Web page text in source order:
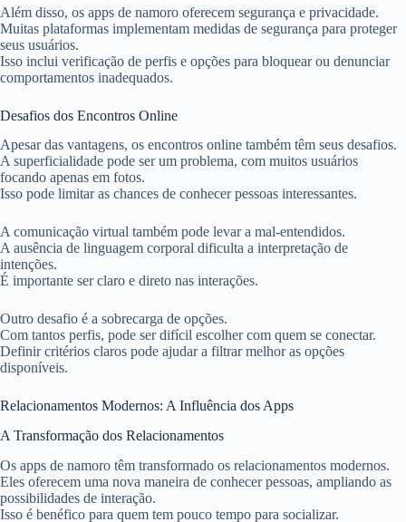
Além disso, os apps de namoro oferecem segurança e privacidade.
Muitas plataformas implementam medidas de segurança para proteger
seus usuários.
Isso inclui verificação de perfis e opções para bloquear ou denunciar
comportamentos inadequados.
Desafios dos Encontros Online
Apesar das vantagens, os encontros online também têm seus desafios.
A superficialidade pode ser um problema, com muitos usuários
focando apenas em fotos.
Isso pode limitar as chances de conhecer pessoas interessantes.
A comunicação virtual também pode levar a mal-entendidos.
A ausência de linguagem corporal dificulta a interpretação de
intenções.
É importante ser claro e direto nas interações.
Outro desafio é a sobrecarga de opções.
Com tantos perfis, pode ser difícil escolher com quem se conectar.
Definir critérios claros pode ajudar a filtrar melhor as opções
disponíveis.
Relacionamentos Modernos: A Influência dos Apps
A Transformação dos Relacionamentos
Os apps de namoro têm transformado os relacionamentos modernos.
Eles oferecem uma nova maneira de conhecer pessoas, ampliando as
possibilidades de interação.
Isso é benéfico para quem tem pouco tempo para socializar.